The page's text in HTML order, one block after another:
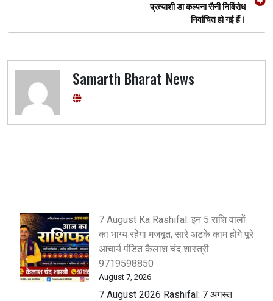
प्रत्याशी डा कल्पना सैनी निर्विरोध
निर्वाचित हो गई हैं।
Samarth Bharat News
7 August Ka Rashifal: इन 5 राशि वालों
का भाग्य रहेगा मजबूत, सारे अटके काम होंगे पूरे
आचार्य पंडित कैलाश चंद शास्त्री
9719598850
August 7, 2026
7 August 2026 Rashifal: 7 अगस्त